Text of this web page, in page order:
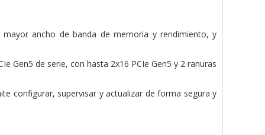
ancho de banda de memoria y rendimiento, y
Gen5 de serie, con hasta 2x16 PCIe Gen5 y 2 ranuras
configurar, supervisar y actualizar de forma segura y